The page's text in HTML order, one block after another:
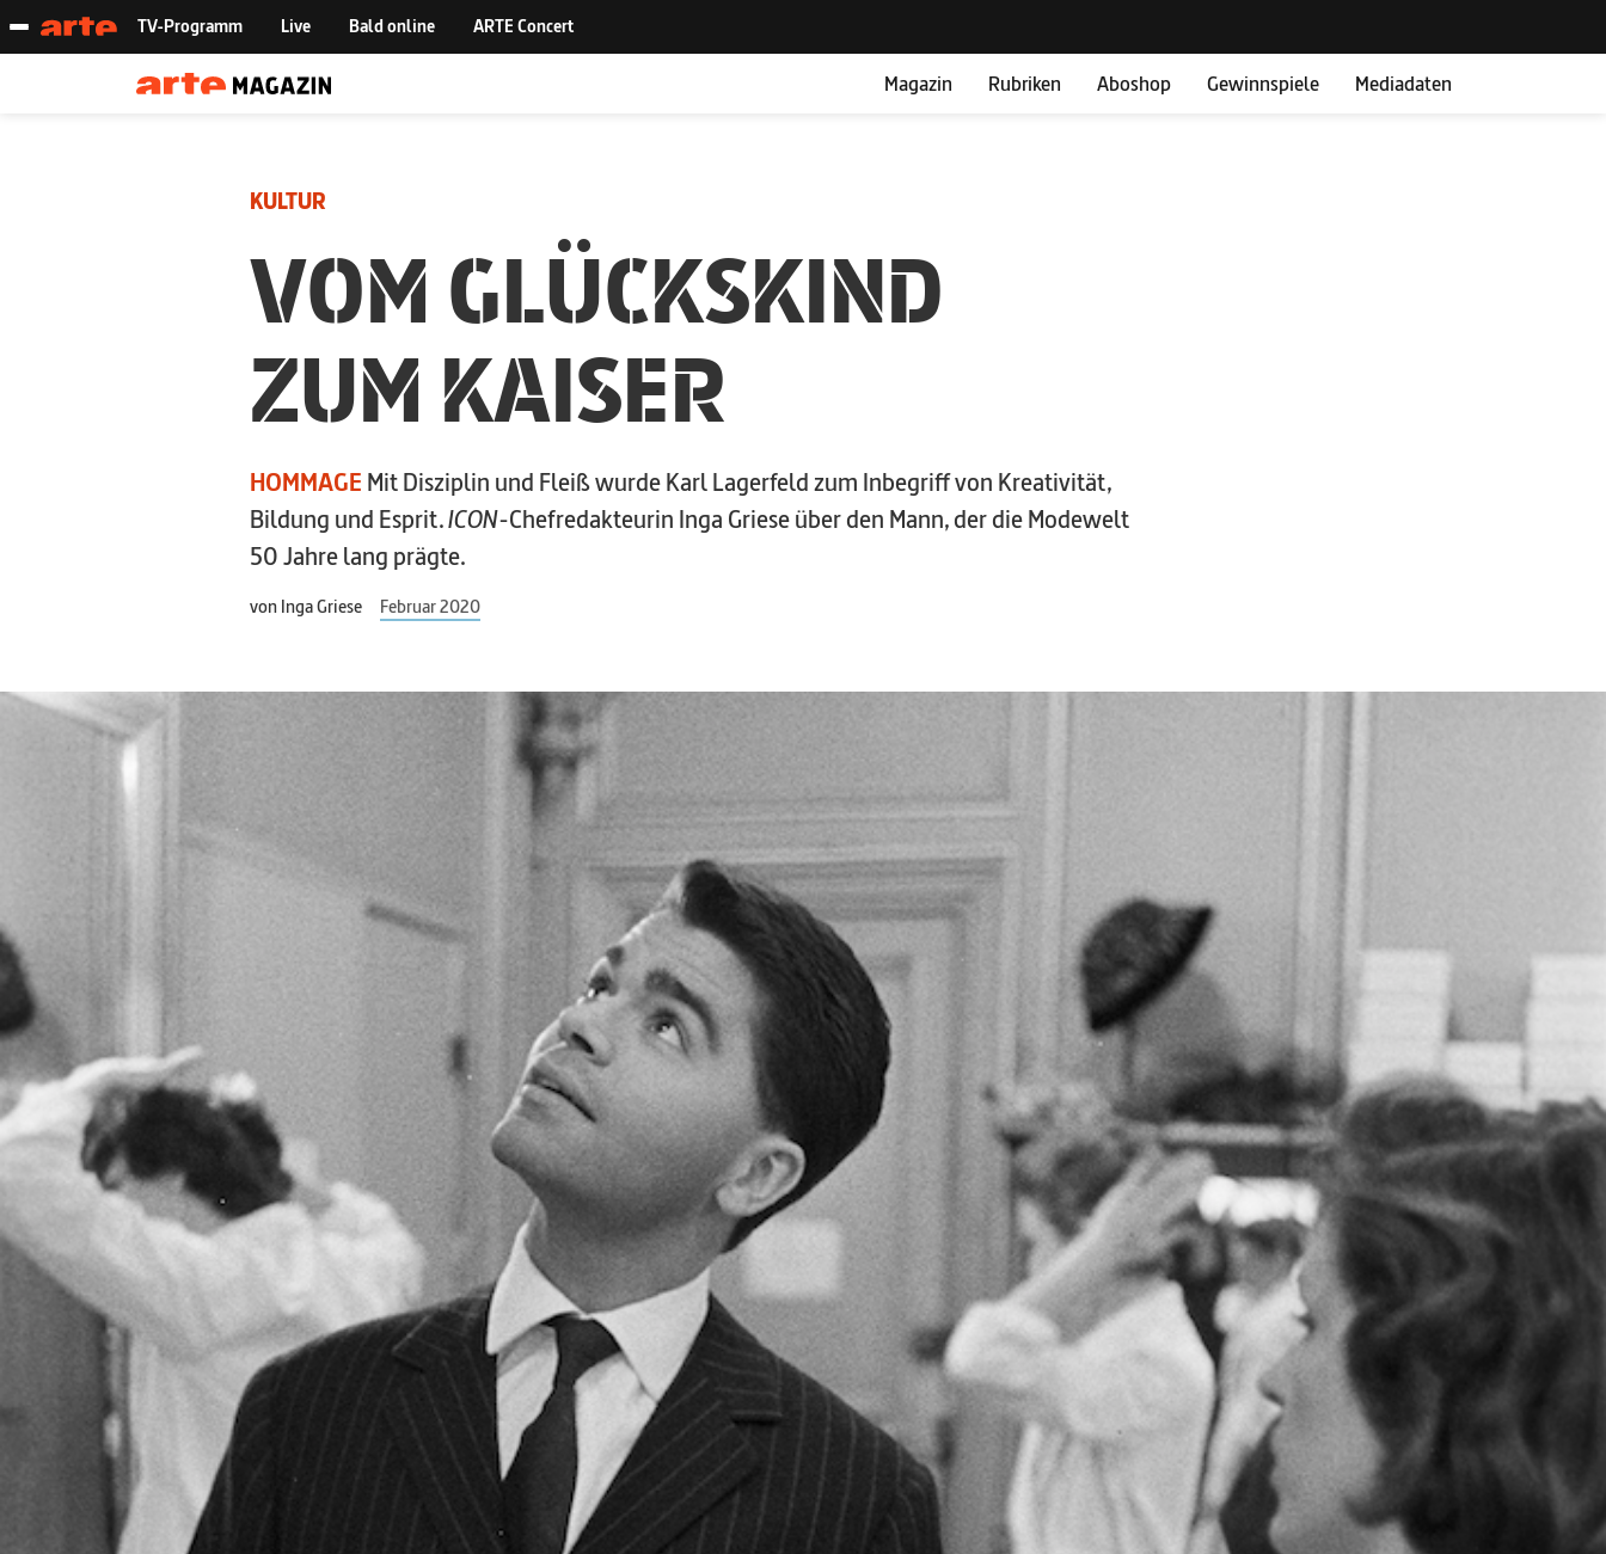
Magazin Rubriken Aboshop Gewinnspiele Mediadaten
KULTUR
VOM GLÜCKSKIND
ZUM KAISER
HOMMAGE Mit Disziplin und Fleiß wurde Karl Lagerfeld zum Inbegriffvon Kreativität,
Bildung und Esprit.ICON-Chefredakteurin Inga Griese über den Mann, der die Modewelt
50 Jahre lang prägte.
vonInga Griese Februar 2020